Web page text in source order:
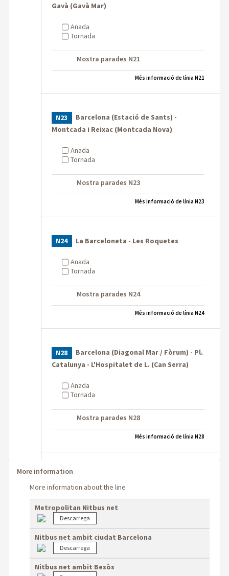
Gavà (Gavà Mar)
Anada
Tornada
Mostra parades N21
Més informació de línia N21
N23
Barcelona (Estació de Sants) -
Montcada i Reixac (Montcada Nova)
Anada
Tornada
Mostra parades N23
Més informació de línia N23
N24 La Barceloneta - Les Roquetes
Anada
Tornada
Mostra parades N24
Més informació de línia N24
N28
Barcelona (Diagonal Mar / Fòrum) - Pl.
Catalunya - L'Hospitalet de L. (Can Serra)
Anada
Tornada
Mostra parades N28
Més informació de línia N28
More information
More information about the line
Metropolitan Nitbus net
Nitbus net ambit ciudat Barcelona
Nitbus net ambit Besòs